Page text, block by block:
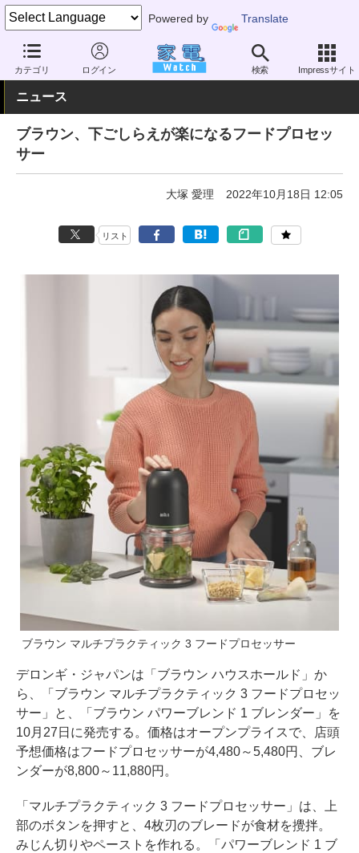
Powered by Translate
カテゴリ ログイン 検索 Impressサイト
家電 Watch 生活家電 キッチン家電 フードプロセッサー
ニュース
ブラウン、下ごしらえが楽になるフードプロセッ
サー
大塚 愛理 2022年10月18日 12:05
リスト
ブラウン マルチプラクティック 3 フードプロセッサー
デロンギ・ジャパンは「ブラウン ハウスホールド」か
ら、「ブラウン マルチプラクティック 3 フードプロセッ
サー」と、「ブラウン パワーブレンド 1 ブレンダー」を
10月27日に発売する。価格はオープンプライスで、店頭
予想価格はフードプロセッサーが4,480～5,480円、ブレ
ンダーが8,800～11,880円。
「マルチプラクティック 3 フードプロセッサー」は、上
部のボタンを押すと、4枚刃のブレードが食材を攪拌。
みじん切りやペーストを作れる。「パワーブレンド 1 ブ